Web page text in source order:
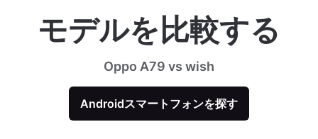
モデルを比較する
Oppo A79 vs wish
Androidスマートフォンを探す